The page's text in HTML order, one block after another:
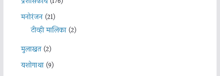
मनोरंजन(21)
टीव्ही मालिका(2)
मुलाखत(2)
यशोगाथा(9)